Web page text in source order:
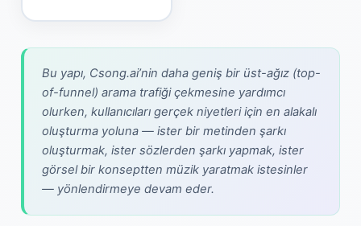
Bu yapı, Csong.ai’nin daha geniş bir üst-ağız (top-
of-funnel) arama trafiği çekmesine yardımcı
olurken, kullanıcıları gerçek niyetleri için en alakalı
oluşturma yoluna — ister bir metinden şarkı
oluşturmak, ister sözlerden şarkı yapmak, ister
görsel bir konseptten müzik yaratmak istesinler
— yönlendirmeye devam eder.